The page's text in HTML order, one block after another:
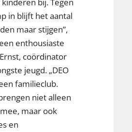
bij. Tegen
in blijft het aantal
maar stijgen”,
enthousiaste
coördinator
jeugd. „DEO
familieclub.
niet alleen
maar ook
en